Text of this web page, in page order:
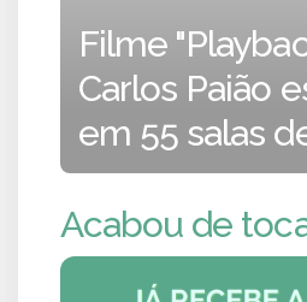
Filme
Carlos Paião
em 55 salas
Acabou de